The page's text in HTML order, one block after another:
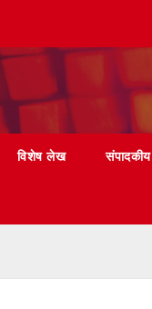
विशेष लेख संपादकीय